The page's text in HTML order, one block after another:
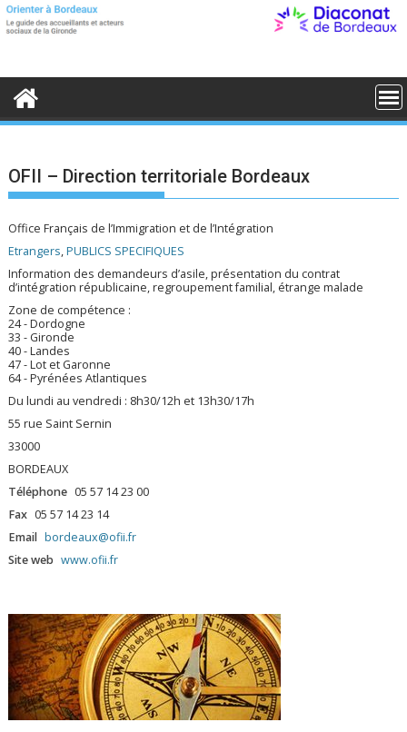
S
t
o
OFII – Direction territoriale Bordeaux
Office Français de l’Immigration et de l’Intégration
Etrangers,PUBLICS SPECIFIQUES
Information des demandeurs d’asile, présentation du contrat
d’intégration républicaine, regroupement familial, étrange malade
Zone de compétence :
24 - Dordogne
33 - Gironde
40 - Landes
47 - Lot et Garonne
64 - Pyrénées Atlantiques
Du lundi au vendredi : 8h30/12h et 13h30/17h
55 rue Saint Sernin
33000
BORDEAUX
Téléphone 05 57 14 23 00
Fax 05 57 14 23 14
Email bordeaux@ofii.fr
Site web www.ofii.fr